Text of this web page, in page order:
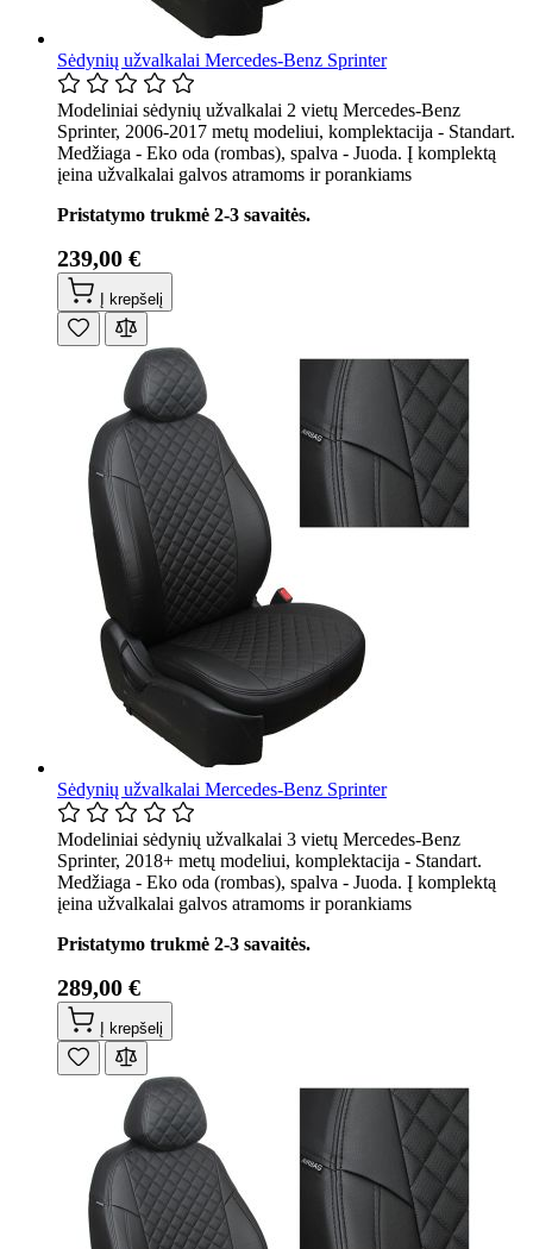
Sėdynių užvalkalai Mercedes-Benz Sprinter
Modeliniai sėdynių užvalkalai 2 vietų Mercedes-Benz
Sprinter, 2006-2017 metų modeliui, komplektacija - Standart.
Medžiaga - Eko oda (rombas), spalva - Juoda. Į komplektą
įeina užvalkalai galvos atramoms ir porankiams
Pristatymo trukmė 2-3 savaitės.
239,00 €
Į krepšelį
Sėdynių užvalkalai Mercedes-Benz Sprinter
Modeliniai sėdynių užvalkalai 3 vietų Mercedes-Benz
Sprinter, 2018+ metų modeliui, komplektacija - Standart.
Medžiaga - Eko oda (rombas), spalva - Juoda. Į komplektą
įeina užvalkalai galvos atramoms ir porankiams
Pristatymo trukmė 2-3 savaitės.
289,00 €
Į krepšelį